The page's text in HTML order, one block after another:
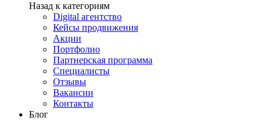
Назад к категориям
Digital агентство
Кейсы продвижения
Акции
Портфолио
Партнерская программа
Специалисты
Отзывы
Вакансии
Контакты
Блог